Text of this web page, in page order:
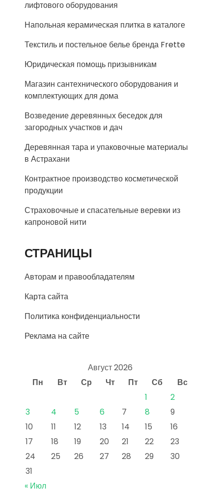
лифтового оборудования
Напольная керамическая плитка в каталоге
Текстиль и постельное белье бренда Frette
Юридическая помощь призывникам
Магазин сантехнического оборудования и
комплектующих для дома
Возведение деревянных беседок для
загородных участков и дач
Деревянная тара и упаковочные материалы
в Астрахани
Контрактное производство косметической
продукции
Страховочные и спасательные веревки из
капроновой нити
СТРАНИЦЫ
Авторам и правообладателям
Карта сайта
Политика конфиденциальности
Реклама на сайте
Август 2026
Пн
Вт Ср Чт Пт Сб
Вс
1
2
3
4 5 6 7 8
9
10
11 12 13 14 15
16
17
18 19 20 21 22
23
24
25 26 27 28 29
30
31
« Июл